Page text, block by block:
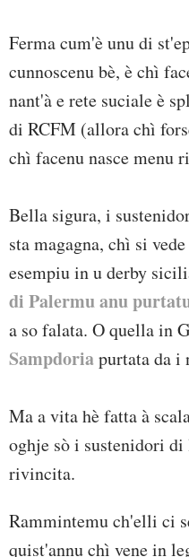
Ferma cum'è unu di
cunnoscenu bè, è chì
nant'à e rete suciale è
di RCFM (allora chì
chì facenu nasce menu
Bella sigura, i
sta magagna, chì si
esempiu in u derby
di Palermu anu
a so falata. O quella in
Sampdoriapurtata da i
Ma a vita hè fatta à
oghje sò i sustenidori
rivincita.
Rammintemu ch'elli ci
quist'annu chì vene in